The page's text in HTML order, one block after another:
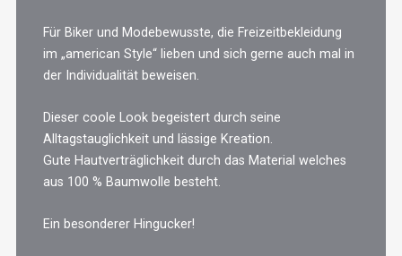
Für Biker und Modebewusste, die Freizeitbekleidung
im „american Style“ lieben und sich gerne auch mal in
der Individualität beweisen.
Dieser coole Look begeistert durch seine
Alltagstauglichkeit und lässige Kreation.
Gute Hautverträglichkeit durch das Material welches
aus 100 % Baumwolle besteht.
Ein besonderer Hingucker!